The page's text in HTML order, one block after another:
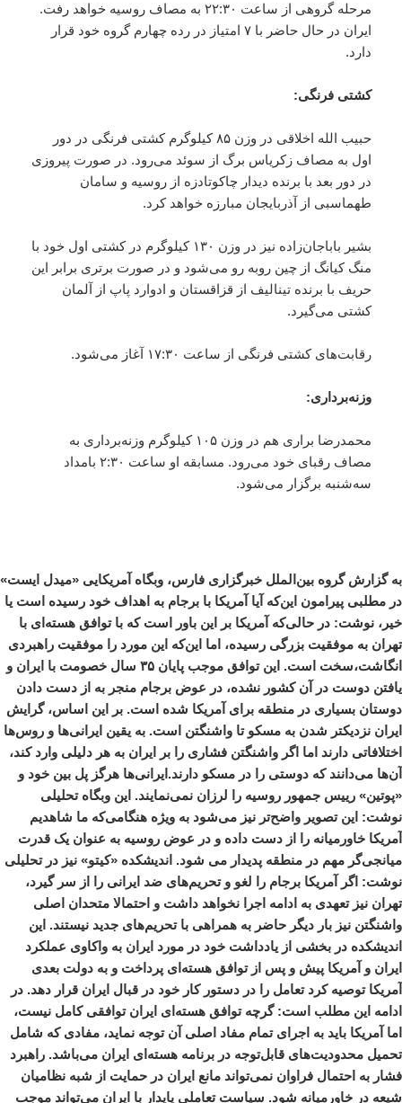
مرحله گروهی از ساعت ۲۲:۳۰ به مصاف روسیه خواهد رفت.
ایران در حال حاضر با ۷ امتیاز در رده چهارم گروه خود قرار
دارد.
کشتی فرنگی:
حبیب الله اخلاقی در وزن ۸۵ کیلوگرم کشتی فرنگی در دور
اول به مصاف زکریاس برگ از سوئد می‌رود. در صورت پیروزی
در دور بعد با برنده دیدار چاکوتادزه از روسیه و سامان
طهماسبی از آذربایجان مبارزه خواهد کرد.
بشیر باباجان‌زاده نیز در وزن ۱۳۰ کیلوگرم در کشتی اول خود با
منگ کیانگ از چین روبه رو می‌شود و در صورت برتری برابر این
حریف با برنده تینالیف از قزاقستان و ادوارد پاپ از آلمان
کشتی می‌گیرد.
رقابت‌های کشتی فرنگی از ساعت ۱۷:۳۰ آغاز می‌شود.
وزنه‌برداری:
محمدرضا براری هم در وزن ۱۰۵ کیلوگرم وزنه‌برداری به
مصاف رقبای خود می‌رود. مسابقه او ساعت ۲:۳۰ بامداد
سه‌شنبه برگزار می‌شود.
به گزارش گروه بین‌الملل خبرگزاری فارس، وبگاه آمریکایی «میدل ایست»
در مطلبی پیرامون این‌که آیا آمریکا با برجام به اهداف خود رسیده است یا
خیر، نوشت: در حالی‌که آمریکا بر این باور است که با توافق هسته‌ای با
تهران به موفقیت بزرگی رسیده، اما این‌که این مورد را موفقیت راهبردی
انگاشت،سخت است. این توافق موجب پایان ۳۵ سال خصومت با ایران و
یافتن دوست در آن کشور نشده، در عوض برجام منجر به از دست دادن
دوستان بسیاری در منطقه برای آمریکا شده است. بر این اساس، گرایش
ایران نزدیکتر شدن به مسکو تا واشنگتن است. به یقین ایرانی‌ها و روس‌ها
اختلافاتی دارند اما اگر واشنگتن فشاری را بر ایران به هر دلیلی وارد کند،
آن‌ها می‌دانند که دوستی را در مسکو دارند.ایرانی‌ها هرگز پل بین خود و
«پوتین» رییس جمهور روسیه را لرزان نمی‌نمایند. این وبگاه تحلیلی
نوشت: این تصویر واضح‌تر نیز می‌شود به ویژه هنگامی‌که ما شاهدیم
آمریکا خاورمیانه را از دست داده و در عوض روسیه به عنوان یک قدرت
میانجی‌گر مهم در منطقه پدیدار می شود. اندیشکده «کیتو» نیز در تحلیلی
نوشت: اگر آمریکا برجام را لغو و تحریم‌های ضد ایرانی را از سر گیرد،
تهران نیز تعهدی به ادامه اجرا نخواهد داشت و احتمالا متحدان اصلی
واشنگتن نیز بار دیگر حاضر به همراهی با تحریم‌های جدید نیستند. این
اندیشکده در بخشی از یادداشت خود در مورد ایران به واکاوی عملکرد
ایران و آمریکا پیش و پس از توافق هسته‌ای پرداخت و به دولت بعدی
آمریکا توصیه کرد تعامل را در دستور کار خود در قبال ایران قرار دهد. در
ادامه این مطلب است: گرچه توافق هسته‌ای ایران توافقی کامل نیست،
اما آمریکا باید به اجرای تمام مفاد اصلی آن توجه نماید، مفادی که شامل
تحمیل محدودیت‌های قابل‌توجه در برنامه هسته‌ای ایران می‌باشد. راهبرد
فشار به احتمال فراوان نمی‌تواند مانع ایران در حمایت از شبه نظامیان
شیعه در خاورمیانه شود. سیاست تعاملی پایدار با ایران می‌تواند موجب